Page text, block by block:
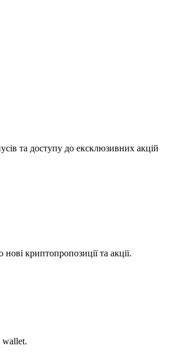
та доступу до ексклюзивних акцій
криптопропозиції та акції.
wallet.